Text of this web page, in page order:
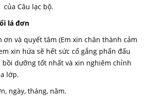
Câu lạc bộ.
đơn
quyết tâm (Em xin chân thành cảm
xin hứa sẽ hết sức cố gắng phấn đấu
dưỡng tốt nhất và xin nghiêm chỉnh
lớp.
tháng, năm.